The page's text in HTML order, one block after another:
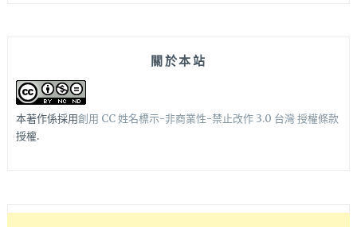
關於本站
本著作係採用創用 CC 姓名標示-非商業性-禁止改作 3.0 台灣 授權條款
授權.